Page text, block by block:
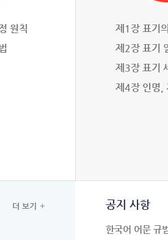
원칙
제1장 표기
제2장 표기
제3장 표기
제4장 인명,
더 보기 공지 사항
한국어 어문 규